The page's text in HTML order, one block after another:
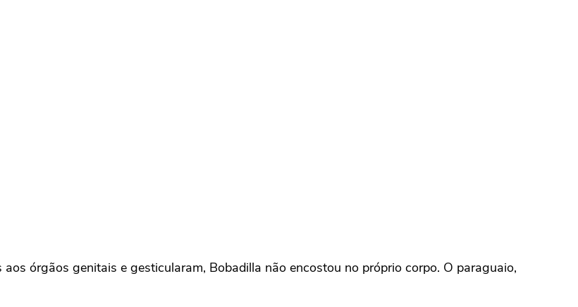
órgãos genitais e gesticularam, Bobadilla não encostou no próprio corpo. O paraguaio,